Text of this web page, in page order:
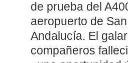
de prueba del
aeropuerto de
Andalucía. El
compañeros